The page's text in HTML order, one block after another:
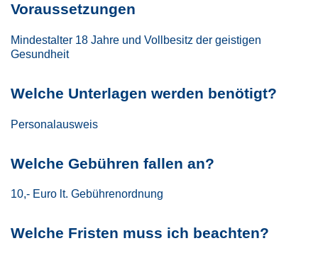
Voraussetzungen
Mindestalter 18 Jahre und Vollbesitz der geistigen
Gesundheit
Welche Unterlagen werden benötigt?
Personalausweis
Welche Gebühren fallen an?
10,- Euro lt. Gebührenordnung
Welche Fristen muss ich beachten?